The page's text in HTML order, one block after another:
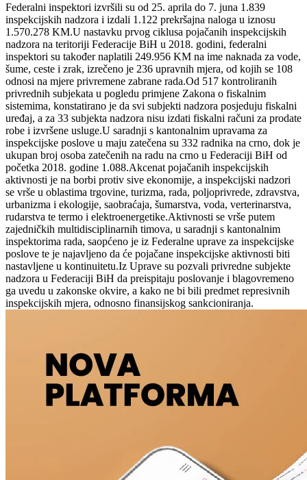
Federalni inspektori izvršili su od 25. aprila do 7. juna 1.839
inspekcijskih nadzora i izdali 1.122 prekršajna naloga u iznosu
1.570.278 KM.U nastavku prvog ciklusa pojačanih inspekcijskih
nadzora na teritoriji Federacije BiH u 2018. godini, federalni
inspektori su također naplatili 249.956 KM na ime naknada za vode,
šume, ceste i zrak, izrečeno je 236 upravnih mjera, od kojih se 108
odnosi na mjere privremene zabrane rada.Od 517 kontroliranih
privrednih subjekata u pogledu primjene Zakona o fiskalnim
sistemima, konstatirano je da svi subjekti nadzora posjeduju fiskalni
uređaj, a za 33 subjekta nadzora nisu izdati fiskalni računi za prodate
robe i izvršene usluge.U saradnji s kantonalnim upravama za
inspekcijske poslove u maju zatečena su 332 radnika na crno, dok je
ukupan broj osoba zatečenih na radu na crno u Federaciji BiH od
početka 2018. godine 1.088.Akcenat pojačanih inspekcijskih
aktivnosti je na borbi protiv sive ekonomije, a inspekcijski nadzori
se vrše u oblastima trgovine, turizma, rada, poljoprivrede, zdravstva,
urbanizma i ekologije, saobraćaja, šumarstva, voda, verterinarstva,
rudarstva te termo i elektroenergetike.Aktivnosti se vrše putem
zajedničkih multidisciplinarnih timova, u saradnji s kantonalnim
inspektorima rada, saopćeno je iz Federalne uprave za inspekcijske
poslove te je najavljeno da će pojačane inspekcijske aktivnosti biti
nastavljene u kontinuitetu.Iz Uprave su pozvali privredne subjekte
nadzora u Federaciji BiH da preispitaju poslovanje i blagovremeno
ga uvedu u zakonske okvire, a kako ne bi bili predmet represivnih
inspekcijskih mjera, odnosno finansijskog sankcioniranja.